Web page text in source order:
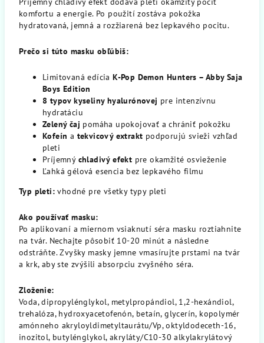
komfortu a energie. Po použití zostáva pokožka
hydratovaná, jemná a rozžiarená bez lepkavého pocitu.
Prečo si túto masku obľúbiš:
Limitovaná edíciaK-Pop Demon Hunters – Abby Saja
Boys Edition
8 typov kyseliny hyalurónovej pre intenzívnu
hydratáciu
Zelený čaj pomáha upokojovať a chrániť pokožku
Kofeín a tekvicový extrakt podporujú svieži vzhľad
pleti
Príjemný chladivý efekt pre okamžité osvieženie
Ľahká gélová esencia bez lepkavého filmu
Typ pleti: vhodné pre všetky typy pleti
Ako používať masku:
Po aplikovaní a miernom vsiaknutí séra masku roztiahnite
na tvár. Nechajte pôsobiť 10-20 minút a následne
odstráňte. Zvyšky masky jemne vmasírujte prstami na tvár
a krk, aby ste zvýšili absorpciu zvyšného séra.
Zloženie:
Voda, dipropylénglykol, metylpropándiol, 1,2-hexándiol,
trehalóza, hydroxyacetofenón, betaín, glycerín, kopolymér
amónneho akryloyldimetyltaurátu/Vp, oktyldodeceth-16,
inozitol, butylénglykol, akryláty/C10-30 alkylakrylátový